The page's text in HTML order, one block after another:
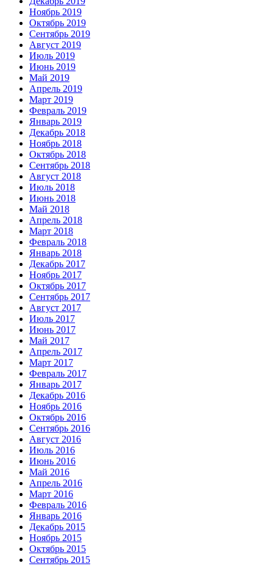
Ноябрь 2019
Октябрь 2019
Сентябрь 2019
Август 2019
Июль 2019
Июнь 2019
Май 2019
Апрель 2019
Март 2019
Февраль 2019
Январь 2019
Декабрь 2018
Ноябрь 2018
Октябрь 2018
Сентябрь 2018
Август 2018
Июль 2018
Июнь 2018
Май 2018
Апрель 2018
Март 2018
Февраль 2018
Январь 2018
Декабрь 2017
Ноябрь 2017
Октябрь 2017
Сентябрь 2017
Август 2017
Июль 2017
Июнь 2017
Май 2017
Апрель 2017
Март 2017
Февраль 2017
Январь 2017
Декабрь 2016
Ноябрь 2016
Октябрь 2016
Сентябрь 2016
Август 2016
Июль 2016
Июнь 2016
Май 2016
Апрель 2016
Март 2016
Февраль 2016
Январь 2016
Декабрь 2015
Ноябрь 2015
Октябрь 2015
Сентябрь 2015